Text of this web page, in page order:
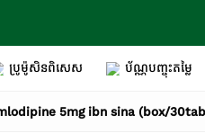
ប្រូម៉ូសិនពិសេស ប័ណ្ណបញ្ចុះតម្លៃ
5mg ibn sina (box/